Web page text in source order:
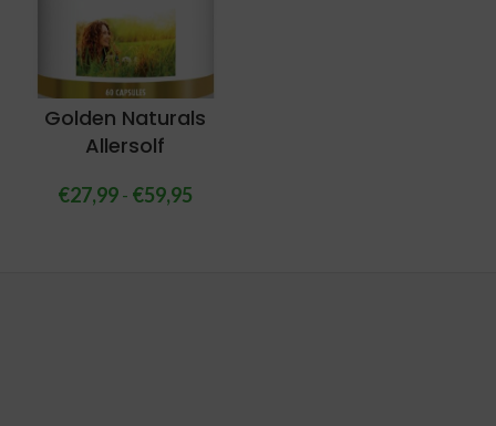
Golden Naturals
Allersolf
€27,99- €59,95